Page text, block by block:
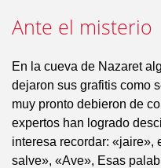
Ante el misterio
En la cueva de Nazaret
dejaron sus grafitis como
muy pronto debieron de
expertos han logrado
interesa recordar: «jaire»,
salve», «Ave», Esas